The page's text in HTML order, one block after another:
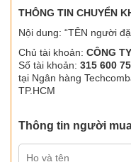
THÔNG TIN CHUYỂN
Nội dung: “TÊN người
Chủ tài khoản: CÔNG
Số tài khoản: 315 600
tại Ngân hàng
TP.HCM
Thông tin người